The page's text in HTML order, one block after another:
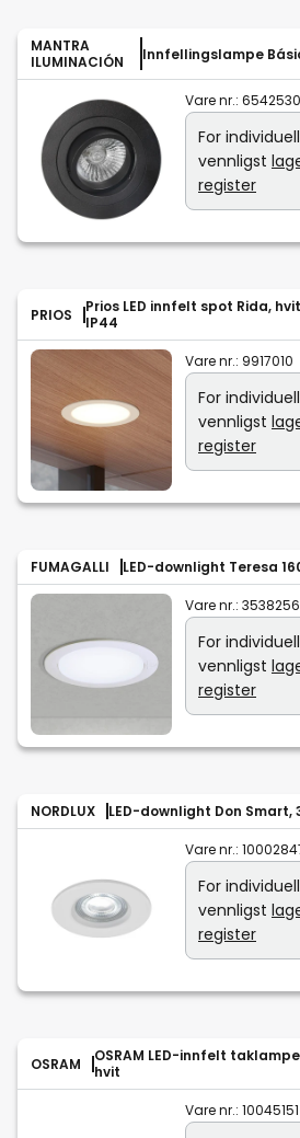
MANTRA
ILUMINACIÓN
Innfellingslampe
Vare nr.: 6542530
For
vennligst
register
PRIOS
Prios LED innfelt spot Rida,
IP44
Vare nr.: 9917010
For
vennligst
register
FUMAGALLI LED-downlight Teresa
Vare nr.: 3538256
For
vennligst
register
NORDLUX LED-downlight Don Smart,
Vare nr.:
For
vennligst
register
OSRAM
OSRAM LED-innfelt taklampe
hvit
Vare nr.: 10045151